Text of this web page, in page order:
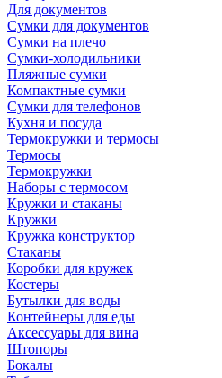
Для документов
Сумки для документов
Сумки на плечо
Сумки-холодильники
Пляжные сумки
Компактные сумки
Сумки для телефонов
Кухня и посуда
Термокружки и термосы
Термосы
Термокружки
Наборы с термосом
Кружки и стаканы
Кружки
Кружка конструктор
Стаканы
Коробки для кружек
Костеры
Бутылки для воды
Контейнеры для еды
Аксессуары для вина
Штопоры
Бокалы